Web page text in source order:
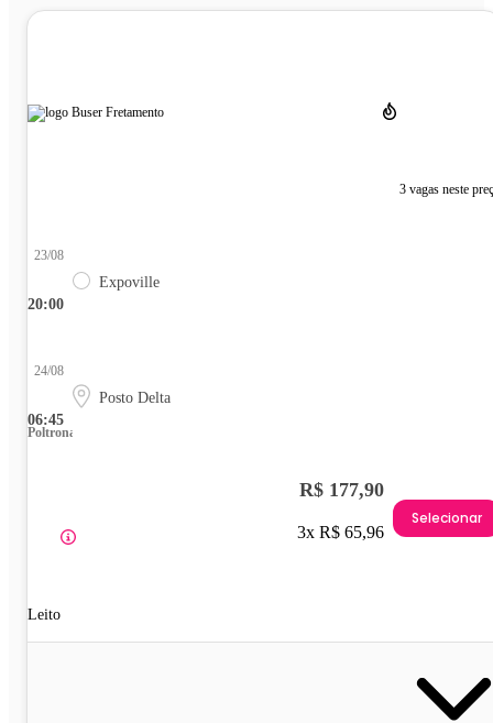
3 vagas neste
20:00
23/08
Expoville
06:45
24/08
Posto Delta
Poltrona
Leito
R$ 177,90
3x R$ 65,96
Selecionar